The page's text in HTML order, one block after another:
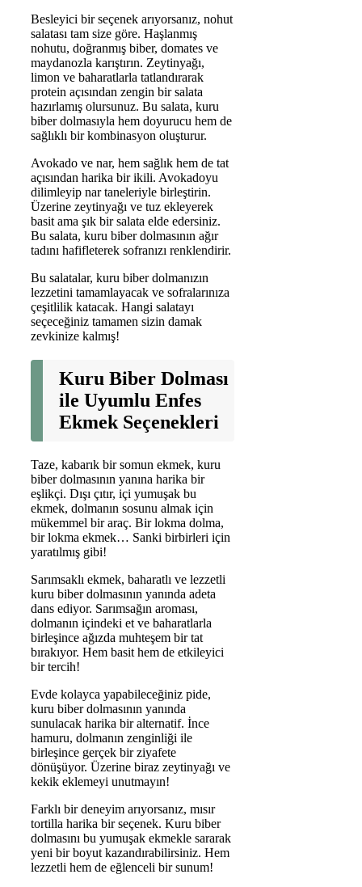
Besleyici bir seçenek arıyorsanız, nohut
salatası tam size göre. Haşlanmış
nohutu, doğranmış biber, domates ve
maydanozla karıştırın. Zeytinyağı,
limon ve baharatlarla tatlandırarak
protein açısından zengin bir salata
hazırlamış olursunuz. Bu salata, kuru
biber dolmasıyla hem doyurucu hem de
sağlıklı bir kombinasyon oluşturur.
Avokado ve nar, hem sağlık hem de tat
açısından harika bir ikili. Avokadoyu
dilimleyip nar taneleriyle birleştirin.
Üzerine zeytinyağı ve tuz ekleyerek
basit ama şık bir salata elde edersiniz.
Bu salata, kuru biber dolmasının ağır
tadını hafifleterek sofranızı renklendirir.
Bu salatalar, kuru biber dolmanızın
lezzetini tamamlayacak ve sofralarınıza
çeşitlilik katacak. Hangi salatayı
seçeceğiniz tamamen sizin damak
zevkinize kalmış!
Kuru Biber Dolması
ile Uyumlu Enfes
Ekmek Seçenekleri
Taze, kabarık bir somun ekmek, kuru
biber dolmasının yanına harika bir
eşlikçi. Dışı çıtır, içi yumuşak bu
ekmek, dolmanın sosunu almak için
mükemmel bir araç. Bir lokma dolma,
bir lokma ekmek… Sanki birbirleri için
yaratılmış gibi!
Sarımsaklı ekmek, baharatlı ve lezzetli
kuru biber dolmasının yanında adeta
dans ediyor. Sarımsağın aroması,
dolmanın içindeki et ve baharatlarla
birleşince ağızda muhteşem bir tat
bırakıyor. Hem basit hem de etkileyici
bir tercih!
Evde kolayca yapabileceğiniz pide,
kuru biber dolmasının yanında
sunulacak harika bir alternatif. İnce
hamuru, dolmanın zenginliği ile
birleşince gerçek bir ziyafete
dönüşüyor. Üzerine biraz zeytinyağı ve
kekik eklemeyi unutmayın!
Farklı bir deneyim arıyorsanız, mısır
tortilla harika bir seçenek. Kuru biber
dolmasını bu yumuşak ekmekle sararak
yeni bir boyut kazandırabilirsiniz. Hem
lezzetli hem de eğlenceli bir sunum!